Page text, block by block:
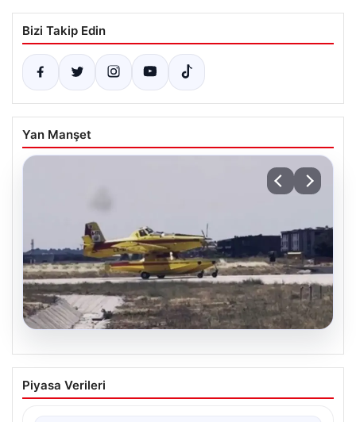
Bizi Takip Edin
Yan Manşet
06.08.2026
İspanya ve Fransa’daki Görevlerini
Tamamlayan Yangın Söndürme Uçakları
Piyasa Verileri